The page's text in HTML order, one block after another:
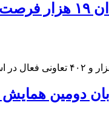
دومین